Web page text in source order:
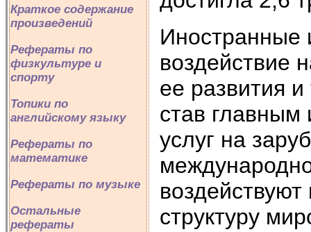
Краткое содержание
произведений
Рефераты по
физкультуре и
спорту
Топики по
английскому языку
Рефераты по
математике
Рефераты по музыке
Остальные
рефераты
Иностранные
воздействие
ее развития
став главным
услуг на
структуру